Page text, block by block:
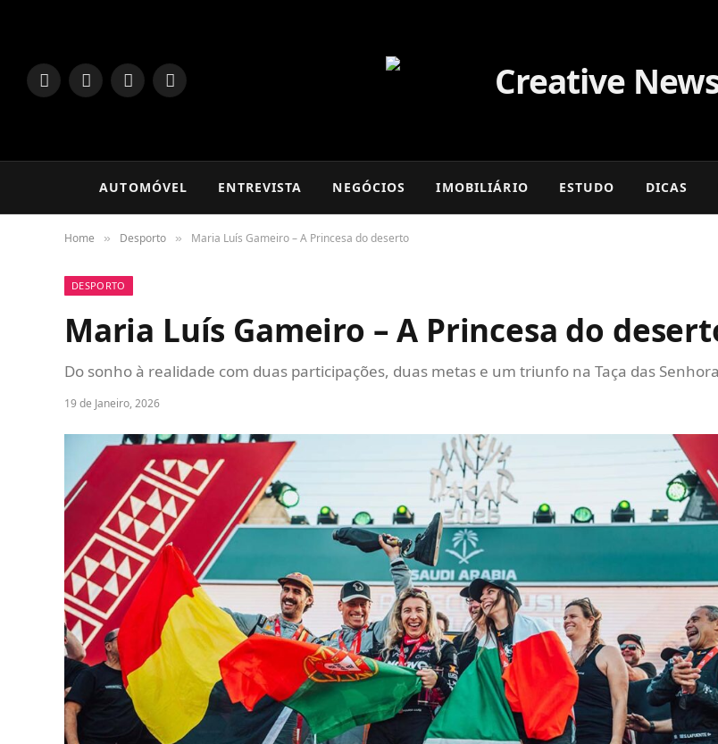
LinkedInFacebookInstagram
TikTok
AUTOMÓVEL ENTREVISTA NEGÓCIOS IMOBILIÁRIO ESTUDO DICAS
Home » Desporto » Maria Luís Gameiro – A Princesa do deserto
DESPORTO
Maria Luís Gameiro – A Princesa do
Do sonho à realidade com duas participações, duas metas e um triunfo na Taça das
19 de Janeiro, 2026